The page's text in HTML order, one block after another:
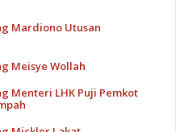
Mardiono Utusan
Meisye Wollah
Menteri LHK Puji Pemkot